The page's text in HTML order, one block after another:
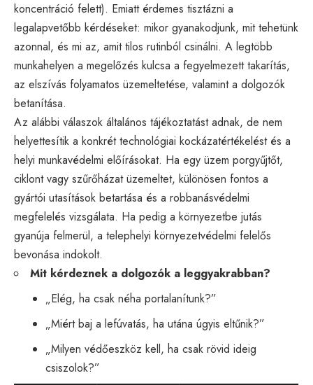
koncentráció felett). Emiatt érdemes tisztázni a
legalapvetőbb kérdéseket: mikor gyanakodjunk, mit tehetünk
azonnal, és mi az, amit tilos rutinból csinálni. A legtöbb
munkahelyen a megelőzés kulcsa a fegyelmezett takarítás,
az elszívás folyamatos üzemeltetése, valamint a dolgozók
betanítása.
Az alábbi válaszok általános tájékoztatást adnak, de nem
helyettesítik a konkrét technológiai kockázatértékelést és a
helyi munkavédelmi előírásokat. Ha egy üzem porgyűjtőt,
ciklont vagy szűrőházat üzemeltet, különösen fontos a
gyártói utasítások betartása és a robbanásvédelmi
megfelelés vizsgálata. Ha pedig a környezetbe jutás
gyanúja felmerül, a telephelyi környezetvédelmi felelős
bevonása indokolt.
Mit kérdeznek a dolgozók a leggyakrabban?
„Elég, ha csak néha portalanítunk?”
„Miért baj a lefúvatás, ha utána úgyis eltűnik?”
„Milyen védőeszköz kell, ha csak rövid ideig
csiszolok?”